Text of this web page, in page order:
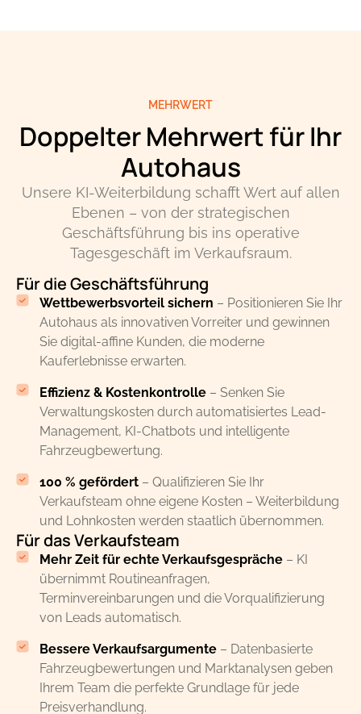
Doppelter Mehrwert für Ihr
Autohaus
MEHRWERT
Unsere KI-Weiterbildung schafft Wert auf allen
Ebenen – von der strategischen
Geschäftsführung bis ins operative
Tagesgeschäft im Verkaufsraum.
Für die Geschäftsführung
Wettbewerbsvorteil sichern – Positionieren Sie Ihr
Autohaus als innovativen Vorreiter und gewinnen
Sie digital-affine Kunden, die moderne
Kauferlebnisse erwarten.
Effizienz & Kostenkontrolle – Senken Sie
Verwaltungskosten durch automatisiertes Lead-
Management, KI-Chatbots und intelligente
Fahrzeugbewertung.
100 % gefördert – Qualifizieren Sie Ihr
Verkaufsteam ohne eigene Kosten – Weiterbildung
und Lohnkosten werden staatlich übernommen.
Für das Verkaufsteam
Mehr Zeit für echte Verkaufsgespräche – KI
übernimmt Routineanfragen,
Terminvereinbarungen und die Vorqualifizierung
von Leads automatisch.
Bessere Verkaufsargumente – Datenbasierte
Fahrzeugbewertungen und Marktanalysen geben
Ihrem Team die perfekte Grundlage für jede
Preisverhandlung.